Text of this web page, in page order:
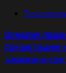
в
Dreame
почистване
заявки в